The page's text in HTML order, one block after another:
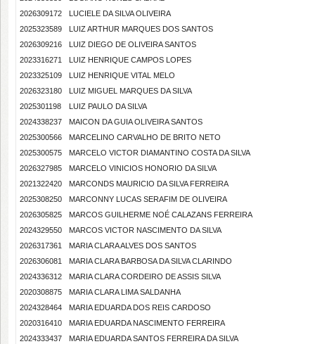
2026309172
LUCIELE DA SILVA OLIVEIRA
2025323589
LUIZ ARTHUR MARQUES DOS SANTOS
2026309216
LUIZ DIEGO DE OLIVEIRA SANTOS
2023316271
LUIZ HENRIQUE CAMPOS LOPES
2023325109
LUIZ HENRIQUE VITAL MELO
2026323180
LUIZ MIGUEL MARQUES DA SILVA
2025301198
LUIZ PAULO DA SILVA
2024338237
MAICON DA GUIA OLIVEIRA SANTOS
2025300566
MARCELINO CARVALHO DE BRITO NETO
2025300575
MARCELO VICTOR DIAMANTINO COSTA DA SILVA
2026327985
MARCELO VINICIOS HONORIO DA SILVA
2021322420
MARCONDS MAURICIO DA SILVA FERREIRA
2025308250
MARCONNY LUCAS SERAFIM DE OLIVEIRA
2026305825
MARCOS GUILHERME NOÉ CALAZANS FERREIRA
2024329550
MARCOS VICTOR NASCIMENTO DA SILVA
2026317361
MARIA CLARA ALVES DOS SANTOS
2026306081
MARIA CLARA BARBOSA DA SILVA CLARINDO
2024336312
MARIA CLARA CORDEIRO DE ASSIS SILVA
2020308875
MARIA CLARA LIMA SALDANHA
2024328464
MARIA EDUARDA DOS REIS CARDOSO
2020316410
MARIA EDUARDA NASCIMENTO FERREIRA
2024333437
MARIA EDUARDA SANTOS FERREIRA DA SILVA